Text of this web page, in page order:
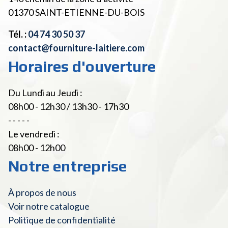
01370SAINT-ETIENNE-DU-BOIS
Tél. :04 74 30 50 37
contact@fourniture-laitiere.com
Horaires d'ouverture
Du Lundi au Jeudi :
08h00 - 12h30 / 13h30 - 17h30
- - - - -
Le vendredi :
08h00 - 12h00
Notre entreprise
À propos de nous
Voir notre catalogue
Politique de confidentialité